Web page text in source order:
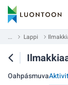
... Lappi
Oahpásmuva